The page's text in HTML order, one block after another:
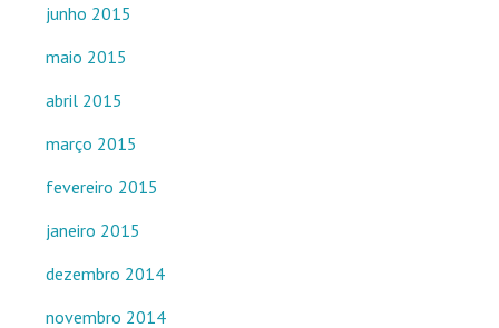
junho 2015
maio 2015
abril 2015
março 2015
fevereiro 2015
janeiro 2015
dezembro 2014
novembro 2014